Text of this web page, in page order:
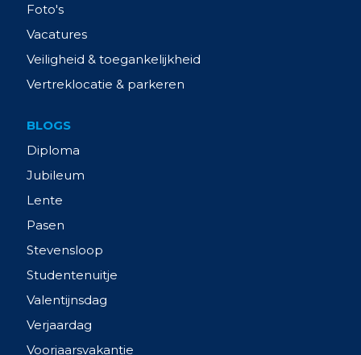
Foto's
Vacatures
Veiligheid & toegankelijkheid
Vertreklocatie & parkeren
BLOGS
Diploma
Jubileum
Lente
Pasen
Stevensloop
Studentenuitje
Valentijnsdag
Verjaardag
Voorjaarsvakantie